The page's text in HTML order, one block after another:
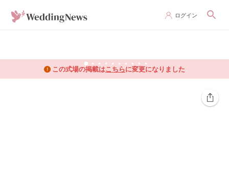
ログイン
この式場の掲載はこちらに変更になりました